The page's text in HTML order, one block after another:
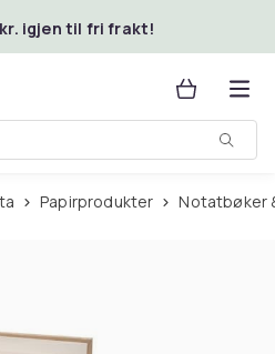
kr. igjen til fri frakt!
Papirprodukter